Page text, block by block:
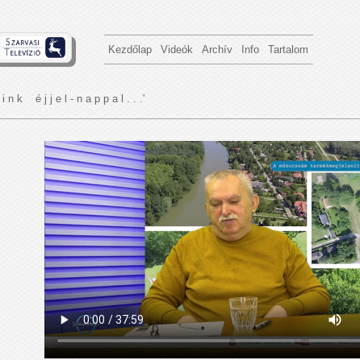
Kezdőlap Videók Archív Info Tartalom
i n k é j j e l - n a p p a l . . .'